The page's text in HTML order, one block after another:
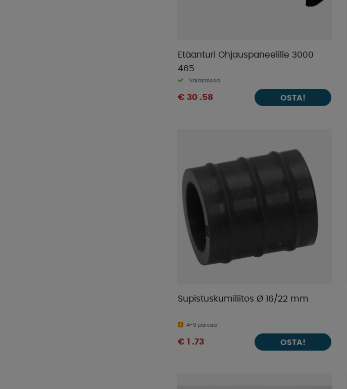
Etäanturi Ohjauspaneelille 3000
465
Varastossa
€ 30 .58 OSTA!
Supistuskumiliitos Ø 16/22 mm
4-9 päivää
€ 1 .73 OSTA!